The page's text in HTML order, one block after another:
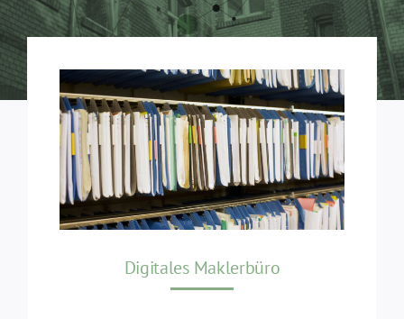
Digitales Maklerbüro